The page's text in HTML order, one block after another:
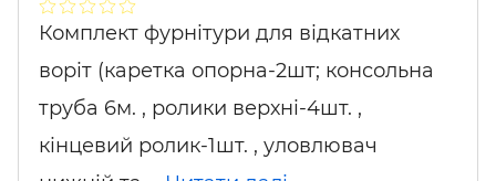
Комплект фурнітури для відкатних
воріт (каретка опорна-2шт; консольна
труба 6м. , ролики верхні-4шт. ,
кінцевий ролик-1шт. , уловлювач